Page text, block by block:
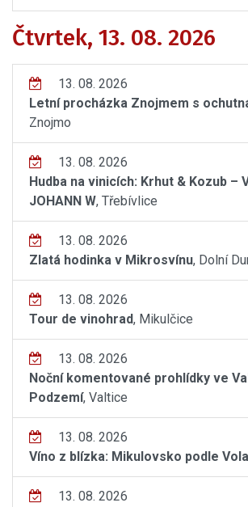
Čtvrtek, 13. 08. 2026
13. 08. 2026
Letní procházka Znojmem s
Znojmo
13. 08. 2026
Hudba na vinicích: Krhut & Kozub –
JOHANN W, Třebívlice
13. 08. 2026
Zlatá hodinka v Mikrosvínu, Dolní
13. 08. 2026
Tour de vinohrad, Mikulčice
13. 08. 2026
Noční komentované prohlídky ve
Podzemí, Valtice
13. 08. 2026
Víno z blízka: Mikulovsko podle
13. 08. 2026